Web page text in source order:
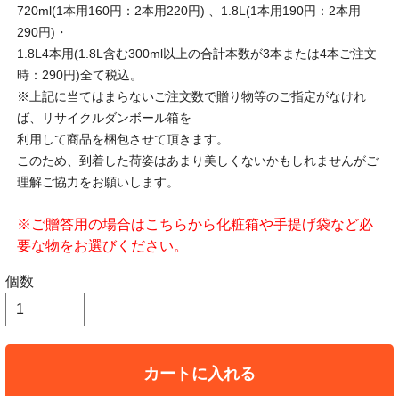
720ml(1本用160円：2本用220円) 、1.8L(1本用190円：2本用
290円)・
1.8L4本用(1.8L含む300ml以上の合計本数が3本または4本ご注文
時：290円)全て税込。
※上記に当てはまらないご注文数で贈り物等のご指定がなけれ
ば、リサイクルダンボール箱を
利用して商品を梱包させて頂きます。
このため、到着した荷姿はあまり美しくないかもしれませんがご
理解ご協力をお願いします。
※ご贈答用の場合はこちらから化粧箱や手提げ袋など必
要な物をお選びください。
個数
カートに入れる